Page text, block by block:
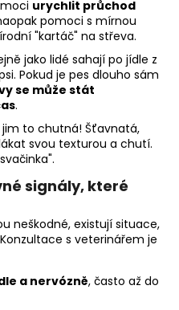
urychlit průchod
pomoci s mírnou
"kartáč" na střeva.
jako lidé sahají po jídle z
Pokud je pes dlouho sám
se může stát
.
jim to chutná! Šťavnatá,
svou texturou a chutí.
signály, které
neškodné, existují situace,
s veterinářem je
a nervózně, často až do